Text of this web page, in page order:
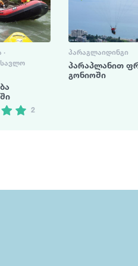
2
ᲞᲐᲠᲐᲒᲚᲐᲘᲓᲘᲜᲒᲘ
პარაპლანით
გონიოში